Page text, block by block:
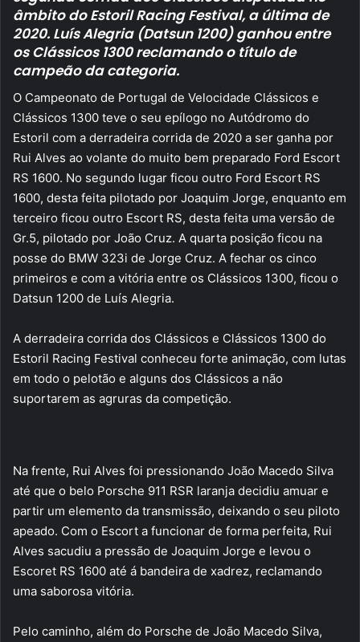
âmbito do Estoril Racing Festival, a última de
2020. Luís Alegria (Datsun 1200) ganhou entre
os Clássicos 1300 reclamando o título de
campeão da categoria.
O Campeonato de Portugal de Velocidade Clássicos e
Clássicos 1300 teve o seu epílogo no Autódromo do
Estoril com a derradeira corrida de 2020 a ser ganha por
Rui Alves ao volante do muito bem preparado Ford Escort
RS 1600. No segundo lugar ficou outro Ford Escort RS
1600, desta feita pilotado por Joaquim Jorge, enquanto em
terceiro ficou outro Escort RS, desta feita uma versão de
Gr.5, pilotado por João Cruz. A quarta posição ficou na
posse do BMW 323i de Jorge Cruz. A fechar os cinco
primeiros e com a vitória entre os Clássicos 1300, ficou o
Datsun 1200 de Luís Alegria.
A derradeira corrida dos Clássicos e Clássicos 1300 do
Estoril Racing Festival conheceu forte animação, com lutas
em todo o pelotão e alguns dos Clássicos a não
suportarem as agruras da competição.
Na frente, Rui Alves foi pressionando João Macedo Silva
até que o belo Porsche 911 RSR laranja decidiu amuar e
partir um elemento da transmissão, deixando o seu piloto
apeado. Com o Escort a funcionar de forma perfeita, Rui
Alves sacudiu a pressão de Joaquim Jorge e levou o
Escoret RS 1600 até á bandeira de xadrez, reclamando
uma saborosa vitória.
Pelo caminho, além do Porsche de João Macedo Silva,